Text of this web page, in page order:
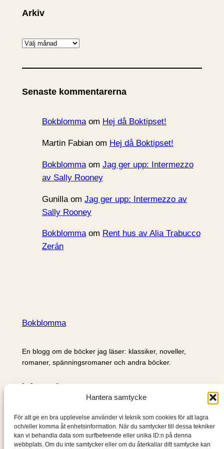
Hantera samtycke
För att ge en bra upplevelse använder vi teknik som cookies för att lagra
och/eller komma åt enhetsinformation. När du samtycker till dessa tekniker
kan vi behandla data som surfbeteende eller unika ID:n på denna
webbplats. Om du inte samtycker eller om du återkallar ditt samtycke kan
Arkiv
A
k
v
Senaste kommentarerna
Bokblommaom Hej då Boktipset!
Martin Fabianom Hej då Boktipset!
Bokblommaom Jag ger upp: Intermezzo
av Sally Rooney
Gunillaom Jag ger upp: Intermezzo av
Sally Rooney
Bokblommaom Rent hus av Alia Trabucco
Zerán
Bokblomma
En blogg om de böcker jag läser: klassiker, noveller,
romaner, spänningsromaner och andra böcker.
Information
Om mig & om bloggen
S
ö